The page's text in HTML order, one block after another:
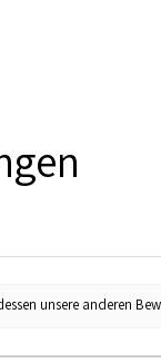
unsere anderen